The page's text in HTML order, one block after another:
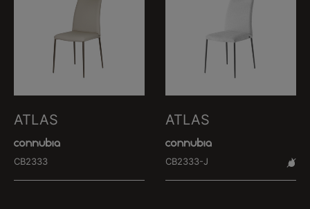
ATLAS
CB2333
ATLAS
CB2333-J